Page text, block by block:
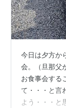
今日は夕方か
会。（旦那父
お食事会する
て・・・と言
よう・・・と